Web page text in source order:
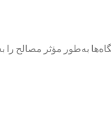
به‌طور مؤثر